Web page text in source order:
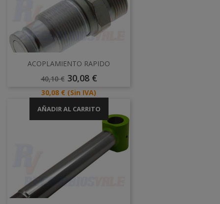
ACOPLAMIENTO RAPIDO
Precio
40,10 € Precio
30,08 €
Precio
30,08 € (Sin IVA)
AÑADIR AL CARRITO